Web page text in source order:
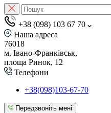
+38 (098) 103 67 70
Наша адреса
76018
м. Івано-Франківськ,
площа Ринок, 12
Телефони
+38(098)103-67-70
Передзвоніть мені